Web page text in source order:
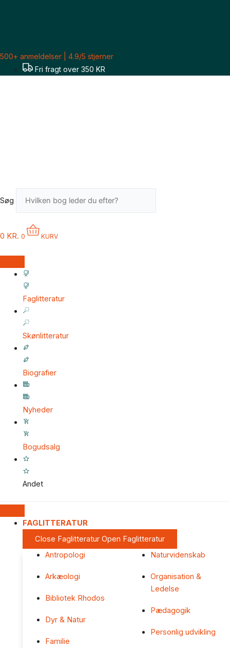
500+ anmeldelser | 4.9/5 stjerner
Fri fragt over 350 KR
Søg
0 KR. 0 KURV
Faglitteratur
Skønlitteratur
Biografier
Nyheder
Bogudsalg
Andet
FAGLITTERATUR
Close Faglitteratur Open Faglitteratur
Antropologi
Arkæologi
Bibliotek Rhodos
Dyr & Natur
Familie
Naturvidenskab
Organisation &
Ledelse
Pædagogik
Personlig udvikling